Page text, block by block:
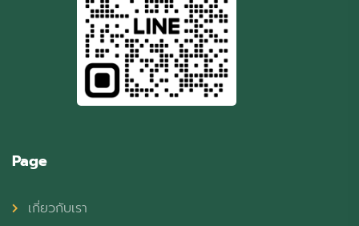
Page
เกี่ยวกับเรา